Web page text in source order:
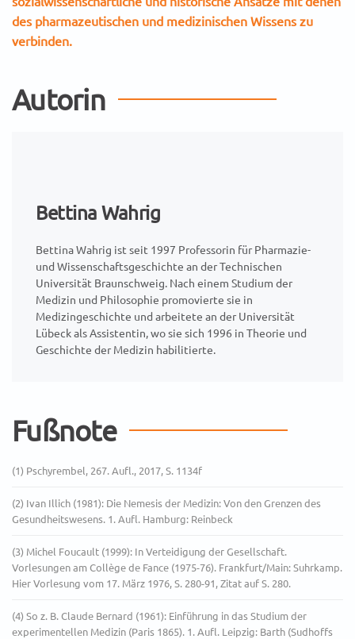
des pharmazeutischen und medizinischen Wissens zu
verbinden.
Autorin
Bettina Wahrig
Bettina Wahrig ist seit 1997 Professorin für Pharmazie-
und Wissenschaftsgeschichte an der Technischen
Universität Braunschweig. Nach einem Studium der
Medizin und Philosophie promovierte sie in
Medizingeschichte und arbeitete an der Universität
Lübeck als Assistentin, wo sie sich 1996 in Theorie und
Geschichte der Medizin habilitierte.
Fußnote
(1) Pschyrembel, 267. Aufl., 2017, S. 1134f
(2) Ivan Illich (1981): Die Nemesis der Medizin: Von den Grenzen des
Gesundheitswesens. 1. Aufl. Hamburg: Reinbeck
(3) Michel Foucault (1999): In Verteidigung der Gesellschaft.
Vorlesungen am Collège de Fance (1975-76). Frankfurt/Main: Suhrkamp.
Hier Vorlesung vom 17. März 1976, S. 280-91, Zitat auf S. 280.
(4) So z. B. Claude Bernard (1961): Einführung in das Studium der
experimentellen Medizin (Paris 1865). 1. Aufl. Leipzig: Barth (Sudhoffs